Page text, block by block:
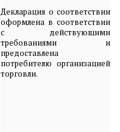
Декларация о соответствии
оформлена в соответствии
с действующими
требованиями и
предоставлена
потребителю организацией
торговли.